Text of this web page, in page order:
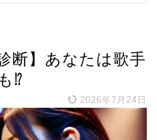
断】あなたは歌手
⁉
2026年7月24日